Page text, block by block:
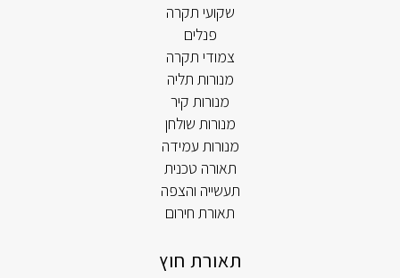
שקועי תקרה
פנלים
צמודי תקרה
מנורות תליה
מנורות קיר
מנורות שולחן
מנורות עמידה
תאורה טכנית
תעשייה והצפה
תאורת חירום
תאורת חוץ